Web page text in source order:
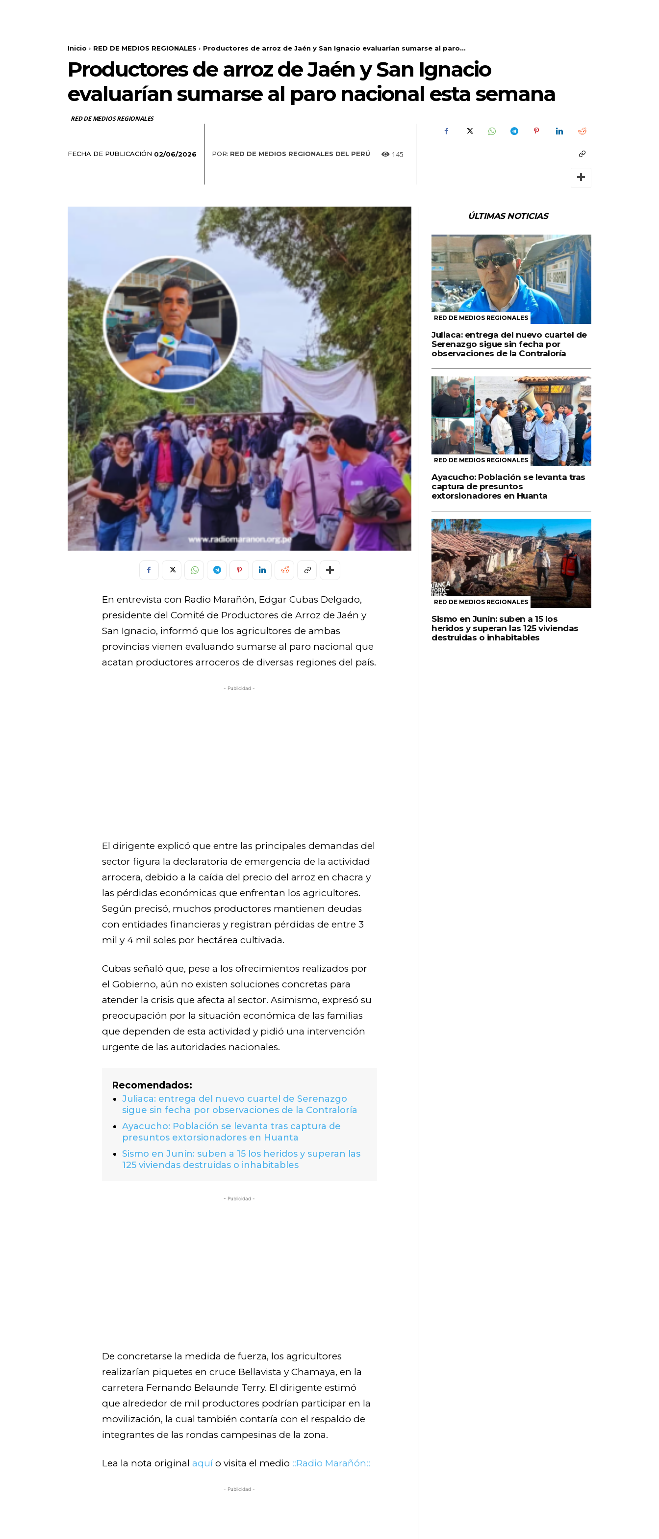
Inicio RED DE MEDIOS REGIONALES Productores de arroz de Jaén y San Ignacio evaluarían sumarse al paro...
Productores de arroz de Jaén y San Ignacio
evaluarían sumarse al paro nacional esta semana
RED DE MEDIOS REGIONALES
FECHA DE PUBLICACIÓN 02/06/2026 POR: RED DE MEDIOS REGIONALES DEL PERÚ 145
En entrevista con Radio Marañón, Edgar Cubas Delgado,
presidente del Comité de Productores de Arroz de Jaén y
San Ignacio, informó que los agricultores de ambas
provincias vienen evaluando sumarse al paro nacional que
acatan productores arroceros de diversas regiones del país.
- Publicidad -
El dirigente explicó que entre las principales demandas del
sector figura la declaratoria de emergencia de la actividad
arrocera, debido a la caída del precio del arroz en chacra y
las pérdidas económicas que enfrentan los agricultores.
Según precisó, muchos productores mantienen deudas
con entidades financieras y registran pérdidas de entre 3
mil y 4 mil soles por hectárea cultivada.
Cubas señaló que, pese a los ofrecimientos realizados por
el Gobierno, aún no existen soluciones concretas para
atender la crisis que afecta al sector. Asimismo, expresó su
preocupación por la situación económica de las familias
que dependen de esta actividad y pidió una intervención
urgente de las autoridades nacionales.
Recomendados:
Juliaca: entrega del nuevo cuartel de Serenazgo
sigue sin fecha por observaciones de la Contraloría
Ayacucho: Población se levanta tras captura de
presuntos extorsionadores en Huanta
Sismo en Junín: suben a 15 los heridos y superan las
125 viviendas destruidas o inhabitables
- Publicidad -
De concretarse la medida de fuerza, los agricultores
realizarían piquetes en cruce Bellavista y Chamaya, en la
carretera Fernando Belaunde Terry. El dirigente estimó
que alrededor de mil productores podrían participar en la
movilización, la cual también contaría con el respaldo de
integrantes de las rondas campesinas de la zona.
Lea la nota originalaquío visita el medio ::Radio Marañón::
- Publicidad -
ÚLTIMAS NOTICIAS
RED DE MEDIOS REGIONALES
Juliaca: entrega del nuevo cuartel de
Serenazgo sigue sin fecha por
observaciones de la Contraloría
RED DE MEDIOS REGIONALES
Ayacucho: Población se levanta tras
captura de presuntos
extorsionadores en Huanta
RED DE MEDIOS REGIONALES
Sismo en Junín: suben a 15 los
heridos y superan las 125 viviendas
destruidas o inhabitables